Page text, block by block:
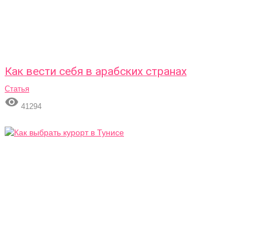
Как вести себя в арабских странах
Статья
 41294